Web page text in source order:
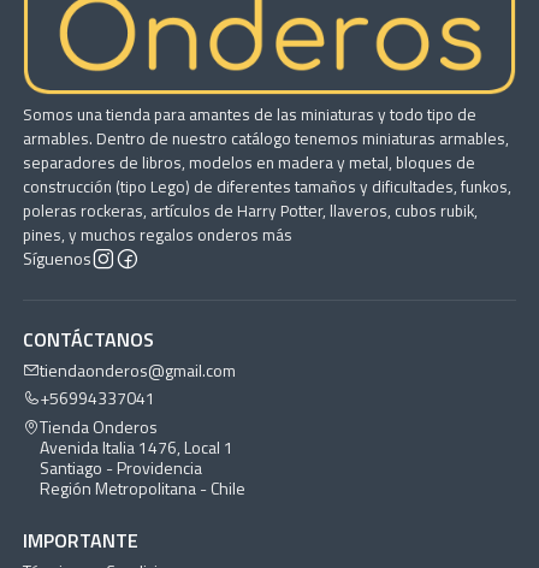
Somos una tienda para amantes de las miniaturas y todo tipo de
armables. Dentro de nuestro catálogo tenemos miniaturas armables,
separadores de libros, modelos en madera y metal, bloques de
construcción (tipo Lego) de diferentes tamaños y dificultades, funkos,
poleras rockeras, artículos de Harry Potter, llaveros, cubos rubik,
pines, y muchos regalos onderos más
Síguenos
CONTÁCTANOS
tiendaonderos@gmail.com
+56994337041
Tienda Onderos
Avenida Italia 1476, Local 1
Santiago - Providencia
Región Metropolitana - Chile
IMPORTANTE